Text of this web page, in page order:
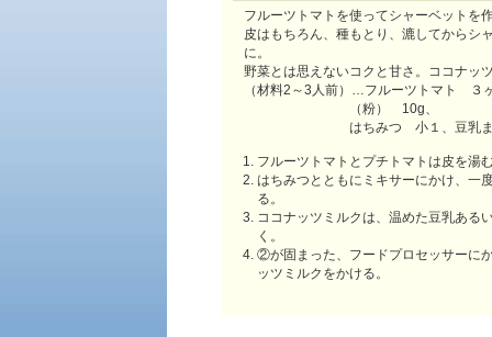
フルーツトマトを使ってシャーベットを
皮はもちろん、種もとり、漉してからシ
に。
野菜とは思えないコクと甘さ。ココナッ
（材料2～3人前）…フルーツトマト
（粉） 10g、
はちみつ 小１、豆乳
フルーツトマトとプチトマトは皮を湯
はちみつとともにミキサーにかけ、一
る。
ココナッツミルクは、温めた豆乳ある
く。
②が固まった、フードプロセッサーに
ッツミルクをかける。